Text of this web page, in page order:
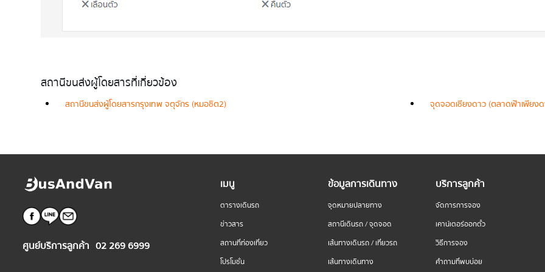
สถานีขนส่งผู้โดยสารที่เกี่ยวข้อง
สถานีขนส่งผู้โดยสารกรุงเทพ จตุจักร (หมอชิต2) จุดจอดเชียงดาว (ตลาดฟ้าเพียง
ศูนย์บริการลูกค้า 02 269 6999
เมนู
ตารางเดินรถ
ข่าวสาร
สถานที่ท่องเที่ยว
โปรโมชั่น
ข้อมูลการเดินทาง
จุดหมายปลายทาง
สถานีเดินรถ / จุดจอด
เส้นทางเดินรถ / เที่ยวรถ
เส้นทางเดินทาง
บริการลูกค้า
จัดการการจอง
เคาน์เตอร์ออกตั๋ว
วิธีการจอง
คำถามที่พบบ่อย